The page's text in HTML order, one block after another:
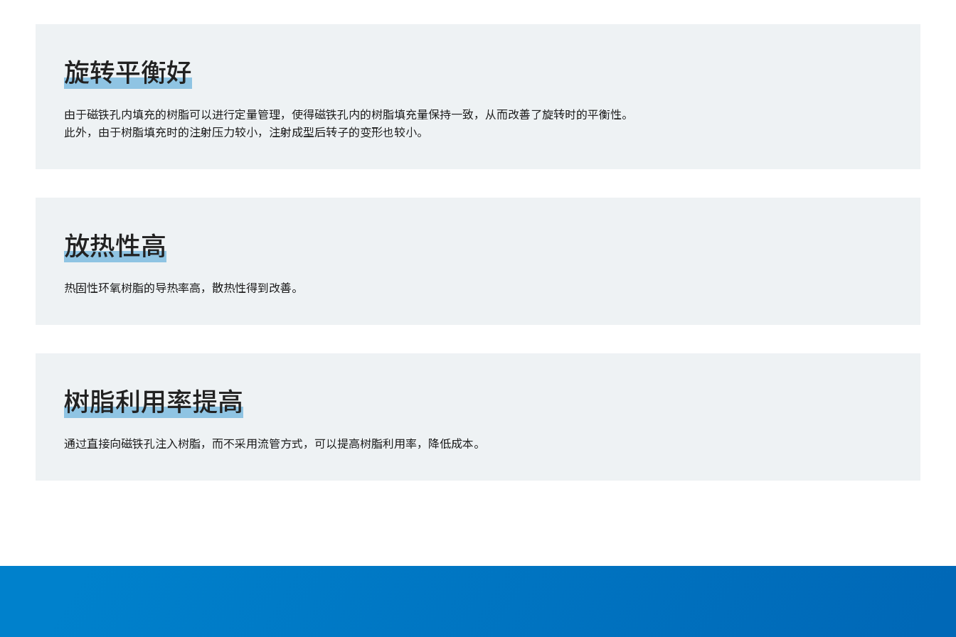
旋转平衡好
由于磁铁孔内填充的树脂可以进行定量管理，使得磁铁孔内的树脂填充量保持一致，从而改善了旋转时的平衡性。
此外，由于树脂填充时的注射压力较小，注射成型后转子的变形也较小。
放热性高
热固性环氧树脂的导热率高，散热性得到改善。
树脂利用率提高
通过直接向磁铁孔注入树脂，而不采用流管方式，可以提高树脂利用率，降低成本。